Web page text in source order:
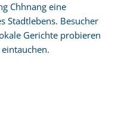
Chhnang eine
Stadtlebens. Besucher
Gerichte probieren